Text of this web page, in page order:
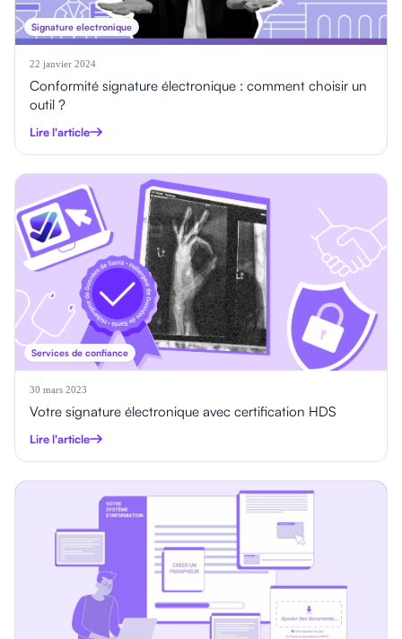
Signature electronique
22 janvier 2024
Conformité signature électronique : comment choisir un
outil ?
Lire l'article
Services de confiance
30 mars 2023
Votre signature électronique avec certification HDS
Lire l'article